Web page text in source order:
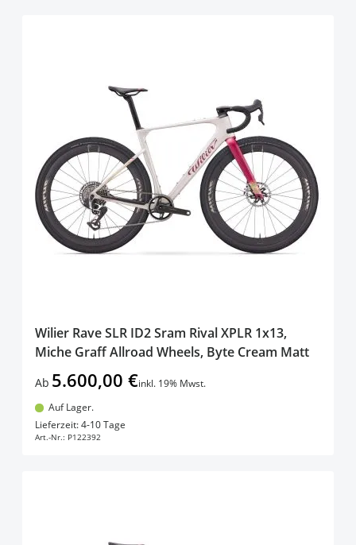
Wilier Rave SLR ID2 Sram Rival XPLR 1x13,
Miche Graff Allroad Wheels, Byte Cream Matt
Ab 5.600,00 €inkl. 19% Mwst.
Auf Lager.
Lieferzeit: 4-10 Tage
Art.-Nr.: P122392